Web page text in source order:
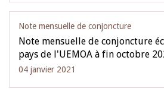
Note mensuelle de conjoncture
Note mensuelle de conjoncture
pays de l'UEMOA à fin octobre
04 janvier 2021